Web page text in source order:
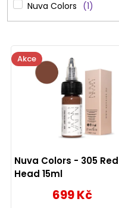
Nuva Colors 1
VAkce
Nuva Colors - 305 Red
Head 15ml
699 Kč